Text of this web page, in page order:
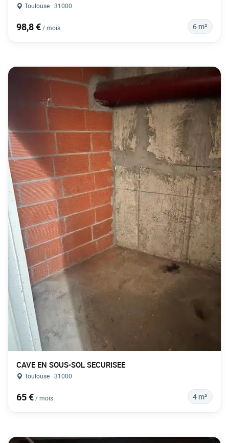
Toulouse · 31000
98,8 €/ mois 6 m²
CAVE EN SOUS-SOL SECURISEE
Toulouse · 31000
65 €/ mois 4 m²